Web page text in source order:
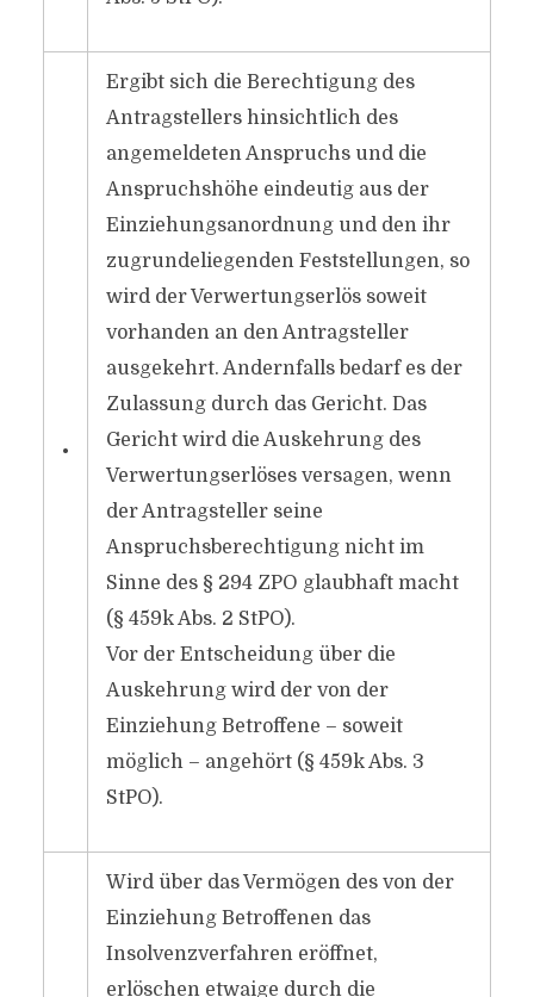
•
Ergibt sich die Berechtigung des
Antragstellers hinsichtlich des
angemeldeten Anspruchs und die
Anspruchshöhe eindeutig aus der
Einziehungsanordnung und den ihr
zugrundeliegenden Feststellungen, so
wird der Verwertungserlös soweit
vorhanden an den Antragsteller
ausgekehrt. Andernfalls bedarf es der
Zulassung durch das Gericht. Das
Gericht wird die Auskehrung des
Verwertungserlöses versagen, wenn
der Antragsteller seine
Anspruchsberechtigung nicht im
Sinne des § 294 ZPO glaubhaft macht
(§ 459k Abs. 2 StPO).
Vor der Entscheidung über die
Auskehrung wird der von der
Einziehung Betroffene – soweit
möglich – angehört (§ 459k Abs. 3
StPO).
Wird über das Vermögen des von der
Einziehung Betroffenen das
Insolvenzverfahren eröffnet,
erlöschen etwaige durch die